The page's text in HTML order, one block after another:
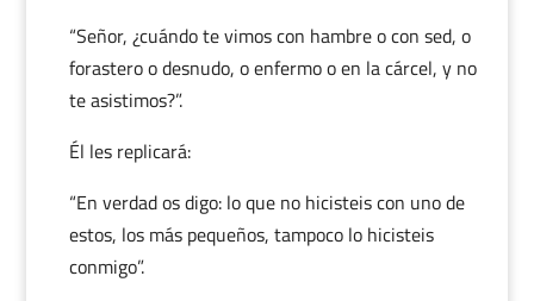
“Señor, ¿cuándo te vimos con hambre o con sed, o
forastero o desnudo, o enfermo o en la cárcel, y no
te asistimos?”.
Él les replicará:
“En verdad os digo: lo que no hicisteis con uno de
estos, los más pequeños, tampoco lo hicisteis
conmigo”.